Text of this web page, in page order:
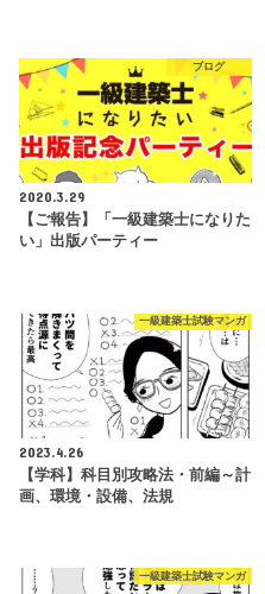
ブログ
2020.3.29
【ご報告】「一級建築士になりた
い」出版パーティー
一級建築士試験マンガ
2023.4.26
【学科】科目別攻略法・前編～計
画、環境・設備、法規
一級建築士試験マンガ